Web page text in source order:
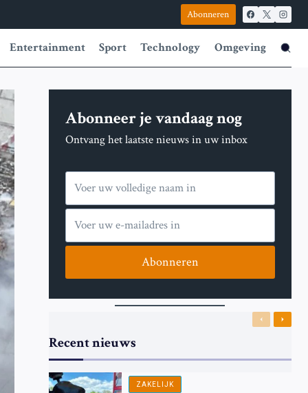
Abonneren
Entertainment Sport Technology Omgeving
Abonneer je vandaag nog
Ontvang het laatste nieuws in uw inbox
Abonneren
Recent nieuws
Previous
Next
ZAKELIJK